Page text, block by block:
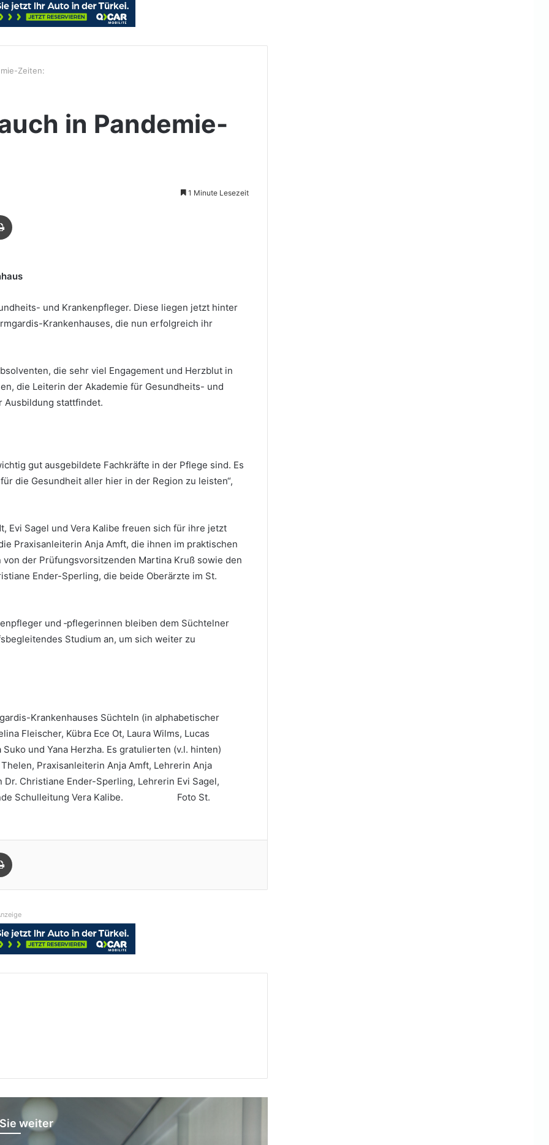
Zeiten:
in Pandemie-
1 Minute Lesezeit
und Krankenpfleger. Diese liegen jetzt hinter
Krankenhauses, die nun erfolgreich ihr
die sehr viel Engagement und Herzblut in
die Leiterin der Akademie für Gesundheits- und
Ausbildung stattfindet.
gut ausgebildete Fachkräfte in der Pflege sind. Es
die Gesundheit aller hier in der Region zu leisten“,
Evi Sagel und Vera Kalibe freuen sich für ihre jetzt
Praxisanleiterin Anja Amft, die ihnen im praktischen
der Prüfungsvorsitzenden Martina Kruß sowie den
Ender-Sperling, die beide Oberärzte im St.
und ‑pflegerinnen bleiben dem Süchtelner
Studium an, um sich weiter zu
Krankenhauses Süchteln (in alphabetischer
Fleischer, Kübra Ece Ot, Laura Wilms, Lucas
und Yana Herzha. Es gratulierten (v.l. hinten)
Praxisanleiterin Anja Amft, Lehrerin Anja
Christiane Ender-Sperling, Lehrerin Evi Sagel,
Schulleitung Vera Kalibe. Foto St.
weiter